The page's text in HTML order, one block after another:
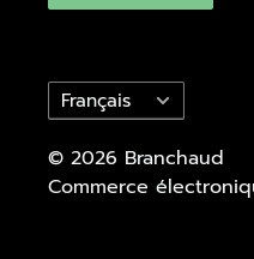
Langue
Français
© 2026 Branchaud
Commerce